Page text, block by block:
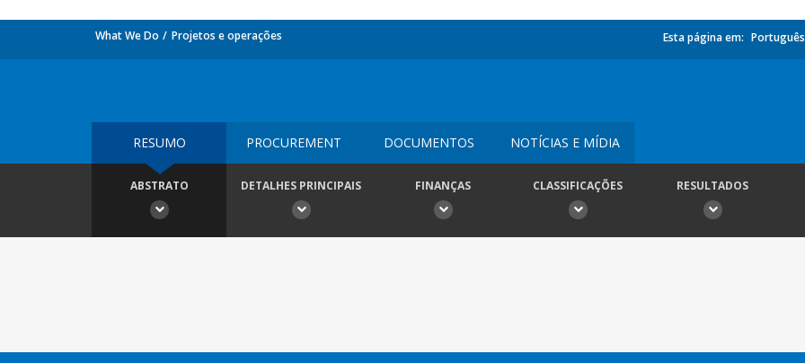
What We Do Projetos e operações Esta página em: Português
RESUMO PROCUREMENT DOCUMENTOS NOTÍCIAS E MÍDIA
ABSTRATO DETALHES PRINCIPAIS FINANÇAS CLASSIFICAÇÕES RESULTADOS